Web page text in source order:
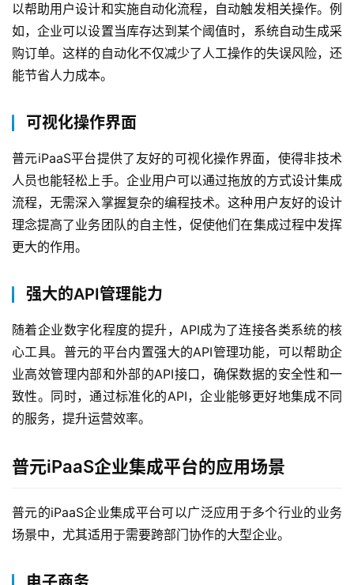
最
新
动
品
以帮助用户设计和实施自动化流程，自动触发相关操作。例
如，企业可以设置当库存达到某个阈值时，系统自动生成采
购订单。这样的自动化不仅减少了人工操作的失误风险，还
能节省人力成本。
可视化操作界面
普元iPaaS平台提供了友好的可视化操作界面，使得非技术
人员也能轻松上手。企业用户可以通过拖放的方式设计集成
流程，无需深入掌握复杂的编程技术。这种用户友好的设计
理念提高了业务团队的自主性，促使他们在集成过程中发挥
更大的作用。
强大的API管理能力
随着企业数字化程度的提升，API成为了连接各类系统的核
心工具。普元的平台内置强大的API管理功能，可以帮助企
业高效管理内部和外部的API接口，确保数据的安全性和一
致性。同时，通过标准化的API，企业能够更好地集成不同
的服务，提升运营效率。
普元iPaaS企业集成平台的应用场景
普元的iPaaS企业集成平台可以广泛应用于多个行业的业务
场景中，尤其适用于需要跨部门协作的大型企业。